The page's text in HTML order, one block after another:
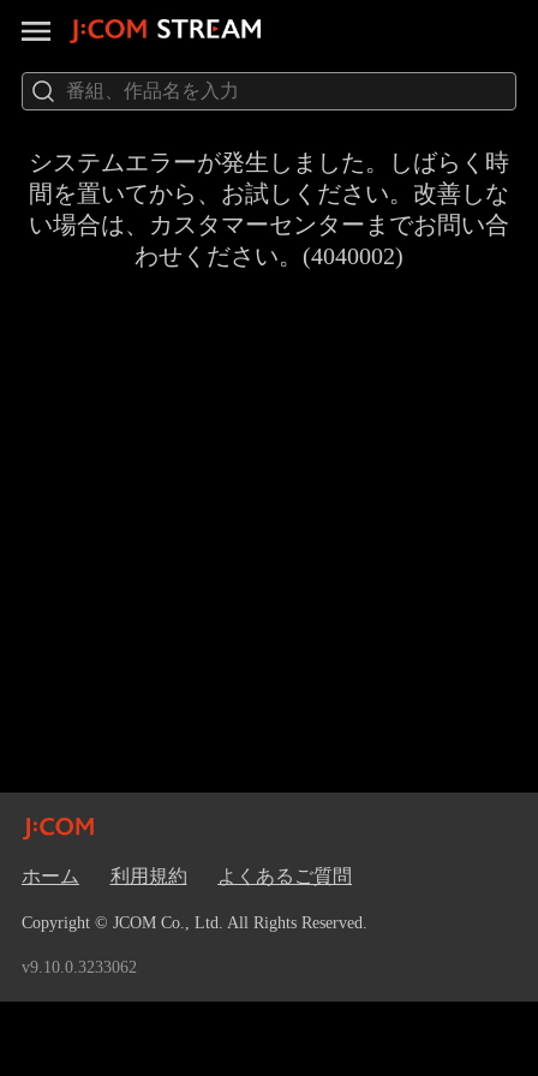
システムエラーが発生しました。しばらく時
間を置いてから、お試しください。改善しな
い場合は、カスタマーセンターまでお問い合
わせください。(4040002)
ホーム 利用規約 よくあるご質問
Copyright © JCOM Co., Ltd. All Rights Reserved.
v9.10.0.3233062